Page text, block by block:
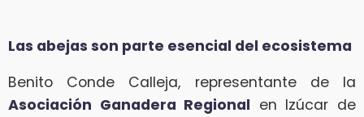
Las abejas son parte esencial del ecosistema
Benito Conde Calleja, representante de la
Asociación Ganadera Regional en Izúcar de